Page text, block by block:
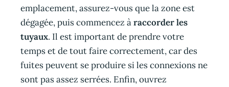
emplacement, assurez-vous que la zone est
dégagée, puis commencez àraccorder les
tuyaux. Il est important de prendre votre
temps et de tout faire correctement, car des
fuites peuvent se produire si les connexions ne
sont pas assez serrées. Enfin, ouvrez